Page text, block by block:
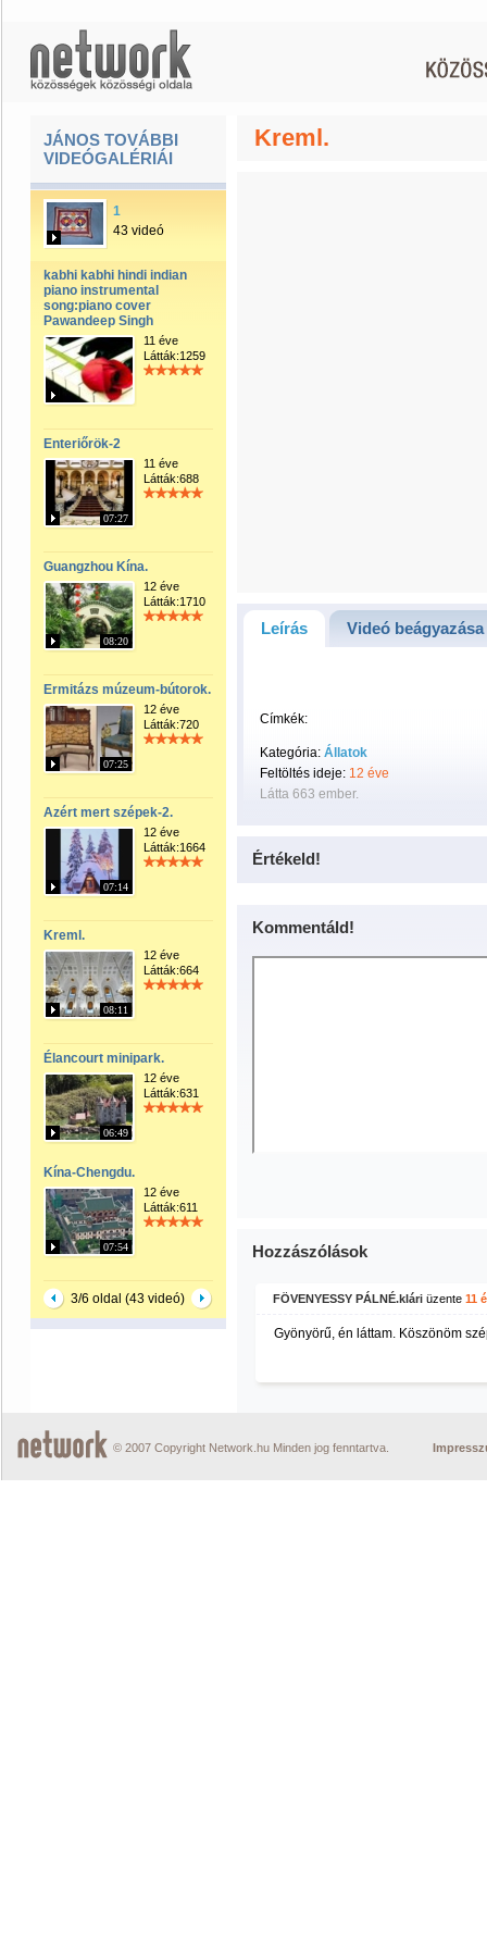
JÁNOS TOVÁBBI
VIDEÓGALÉRIÁI
1
43 videó
kabhi kabhi hindi indian
piano instrumental
song:piano cover
Pawandeep Singh
11 éve
Látták:1259
Enteriőrök-2
07:27
11 éve
Látták:688
Guangzhou Kína.
08:20
12 éve
Látták:1710
Ermitázs múzeum-bútorok.
07:25
12 éve
Látták:720
Azért mert szépek-2.
07:14
12 éve
Látták:1664
Kreml.
08:11
12 éve
Látták:664
Élancourt minipark.
06:49
12 éve
Látták:631
Kína-Chengdu.
07:54
12 éve
Látták:611
3/6 oldal (43 videó)
Kreml.
Leírás Videó beágyazása
Címkék:
Kategória: Állatok
Feltöltés ideje: 12 éve
Látta 663 ember.
Értékeld!
Kommentáld!
Hozzászólások
FÖVENYESSY PÁLNÉ.klári üzente 11
Gyönyörű, én láttam. Köszönöm
© 2007 Copyright Network.hu Minden jog fenntartva.